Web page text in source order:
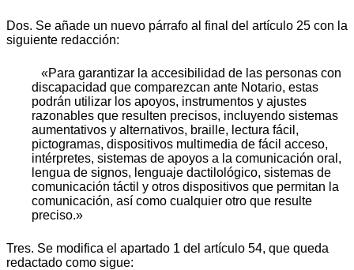
Dos. Se añade un nuevo párrafo al final del artículo 25 con la
siguiente redacción:
«Para garantizar la accesibilidad de las personas con
discapacidad que comparezcan ante Notario, estas
podrán utilizar los apoyos, instrumentos y ajustes
razonables que resulten precisos, incluyendo sistemas
aumentativos y alternativos, braille, lectura fácil,
pictogramas, dispositivos multimedia de fácil acceso,
intérpretes, sistemas de apoyos a la comunicación oral,
lengua de signos, lenguaje dactilológico, sistemas de
comunicación táctil y otros dispositivos que permitan la
comunicación, así como cualquier otro que resulte
preciso.»
Tres. Se modifica el apartado 1 del artículo 54, que queda
redactado como sigue: